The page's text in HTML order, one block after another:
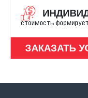
стоимость
ЗАКАЗАТЬ